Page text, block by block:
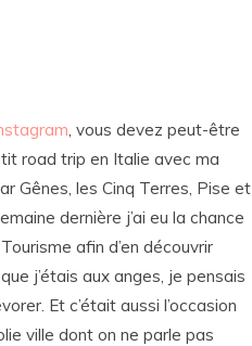
, vous devez peut-être
road trip en Italie avec ma
Gênes, les Cinq Terres, Pise et
dernière j’ai eu la chance
afin d’en découvrir
j’étais aux anges, je pensais
Et c’était aussi l’occasion
ville dont on ne parle pas